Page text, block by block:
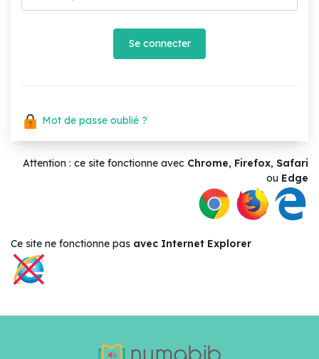
Se connecter
Mot de passe oublié ?
Attention : ce site fonctionne avec Chrome, Firefox, Safari
ou Edge
Ce site ne fonctionne pas avec Internet Explorer